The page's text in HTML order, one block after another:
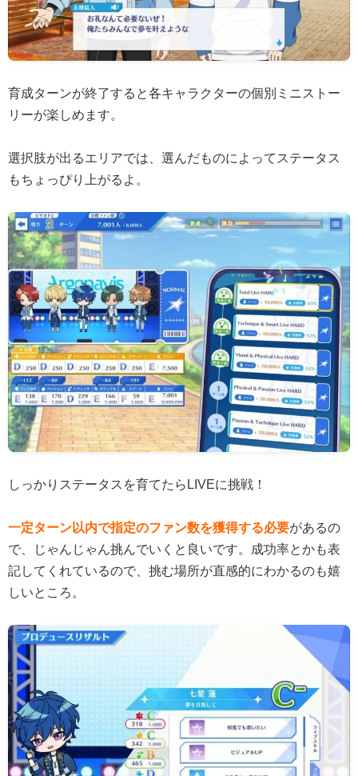
育成ターンが終了すると各キャラクターの個別ミニストー
リーが楽しめます。
選択肢が出るエリアでは、選んだものによってステータス
もちょっぴり上がるよ。
しっかりステータスを育てたらLIVEに挑戦！
一定ターン以内で指定のファン数を獲得する必要があるの
で、じゃんじゃん挑んでいくと良いです。成功率とかも表
記してくれているので、挑む場所が直感的にわかるのも嬉
しいところ。